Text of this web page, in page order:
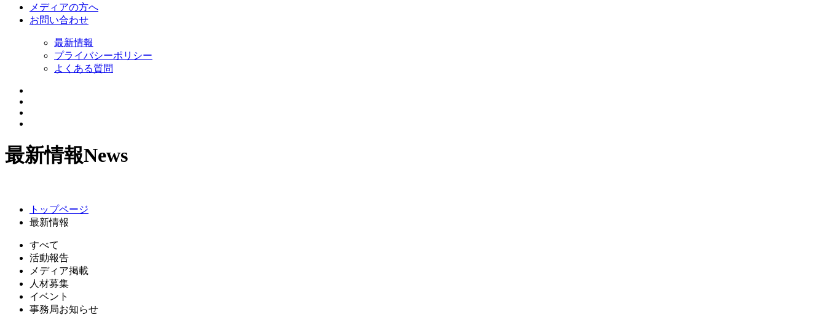
メディアの方へ
お問い合わせ
最新情報
プライバシーポリシー
よくある質問
最新情報News
トップページ
最新情報
すべて
活動報告
メディア掲載
人材募集
イベント
事務局お知らせ